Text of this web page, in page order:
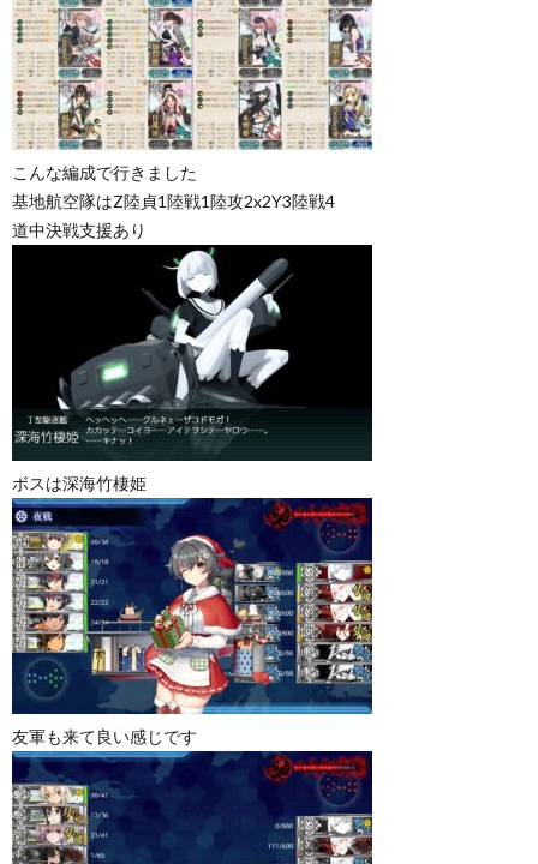
こんな編成で行きました
基地航空隊はZ陸貞1陸戦1陸攻2x2Y3陸戦4
道中決戦支援あり
ボスは深海竹棲姫
友軍も来て良い感じです